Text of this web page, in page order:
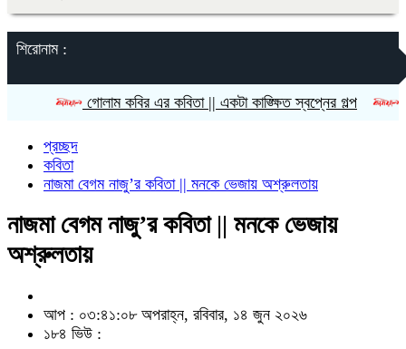
শিরোনাম :
গোলাম কবির এর কবিতা || একটা কাঙ্ক্ষিত স্বপ্নের গল্প রীতি
প্রচ্ছদ
কবিতা
নাজমা বেগম নাজু’র কবিতা || মনকে ভেজায় অশ্রুলতায়
নাজমা বেগম নাজু’র কবিতা || মনকে ভেজায়
অশ্রুলতায়
আপ : ০৩:৪১:০৮ অপরাহ্ন, রবিবার, ১৪ জুন ২০২৬
১৮৪ ভিউ :